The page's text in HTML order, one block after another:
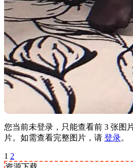
您当前未登录，只能查看前 3 张图
片。如需查看完整图片，请 登录。
1 2